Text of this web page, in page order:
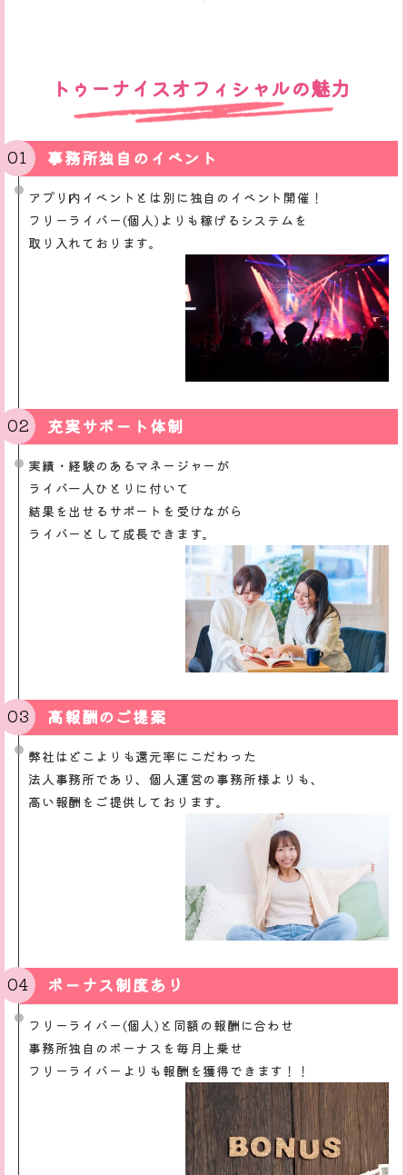
トゥーナイスオフィシャルの魅力
事務所独自のイベント
アプリ内イベントとは別に独自のイベント開催！
フリーライバー(個人)よりも稼げるシステムを
取り入れております。
充実サポート体制
実績・経験のあるマネージャーが
ライバ一人ひとりに付いて
結果を出せるサポートを受けながら
ライバーとして成長できます。
高報酬のご提案
弊社はどこよりも還元率にこだわった
法人事務所であり、個人運営の事務所様よりも、
高い報酬をご提供しております。
ボーナス制度あり
フリーライバー(個人)と同額の報酬に合わせ
事務所独自のボーナスを毎月上乗せ
フリーライバーよりも報酬を獲得できます！！